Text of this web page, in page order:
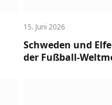
15. Juni 2026
Schweden und
der Fußball-